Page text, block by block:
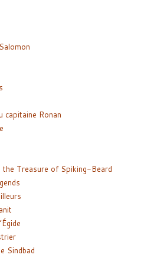
capitaine Ronan
the Treasure of Spiking-Beard
Sindbad